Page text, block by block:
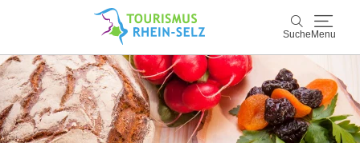
Suche Menu
Suche
Rhein-Selz
Entdecken & Erleben